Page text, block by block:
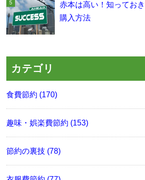
赤本は高い！知ってお
購入方法
カテゴリ
食費節約 (170)
趣味・娯楽費節約 (153)
節約の裏技 (78)